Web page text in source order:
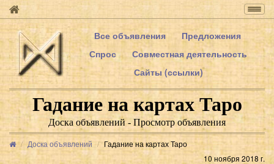
Все объявления
Предложения
Спрос
Совместная деятельность
Сайты (ссылки)
Гадание на картах Таро
Доска объявлений - Просмотр объявления
Доска объявлений
Гадание на картах Таро
10 ноября 2018 г.